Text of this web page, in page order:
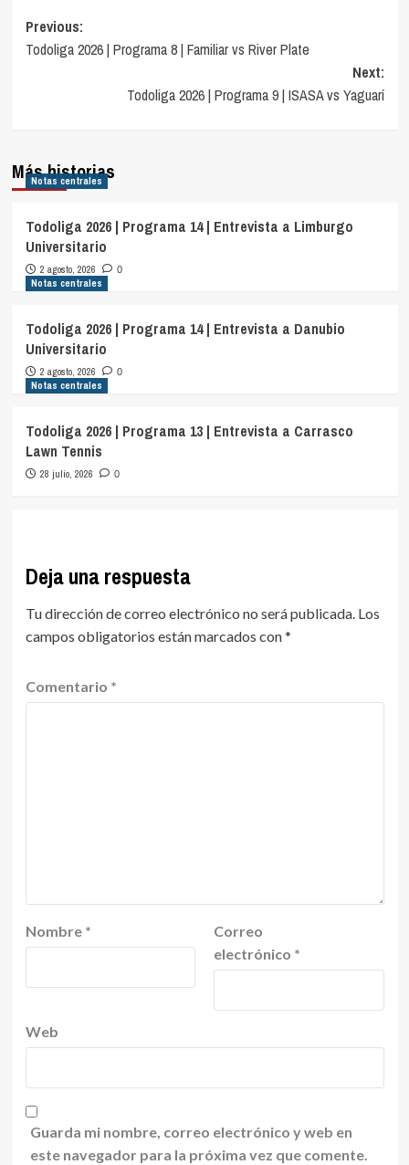
Navegación
de
Previous:
Todoliga 2026 | Programa 8 | Familiar vs River Plate
Next:
Todoliga 2026 | Programa 9 | ISASA vs Yaguarí
Más historias
Notas centrales
Todoliga 2026 | Programa 14 | Entrevista a Limburgo
Universitario
2 agosto, 2026 0
Notas centrales
Todoliga 2026 | Programa 14 | Entrevista a Danubio
Universitario
2 agosto, 2026 0
Notas centrales
Todoliga 2026 | Programa 13 | Entrevista a Carrasco
Lawn Tennis
28 julio, 2026 0
Deja una respuesta
Tu dirección de correo electrónico no será publicada. Los
campos obligatorios están marcados con*
Comentario *
Nombre *
Correo
electrónico *
Web
Guarda mi nombre, correo electrónico y web en
este navegador para la próxima vez que comente.